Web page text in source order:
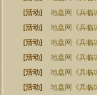
[活动]
地盘网《兵临
[活动]
地盘网《兵临
[活动]
地盘网《兵临
[活动]
地盘网《兵临
[活动]
地盘网《兵临
[活动]
地盘网《兵临